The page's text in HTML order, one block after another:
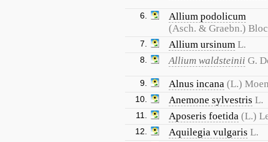
6.
Allium podolicum
(Asch. & Graebn.)
7. Allium ursinum L.
8. Allium waldsteinii G.
9. Alnus incana (L.)
10. Anemone sylvestris L.
11. Aposeris foetida (L.)
12. Aquilegia vulgaris L.